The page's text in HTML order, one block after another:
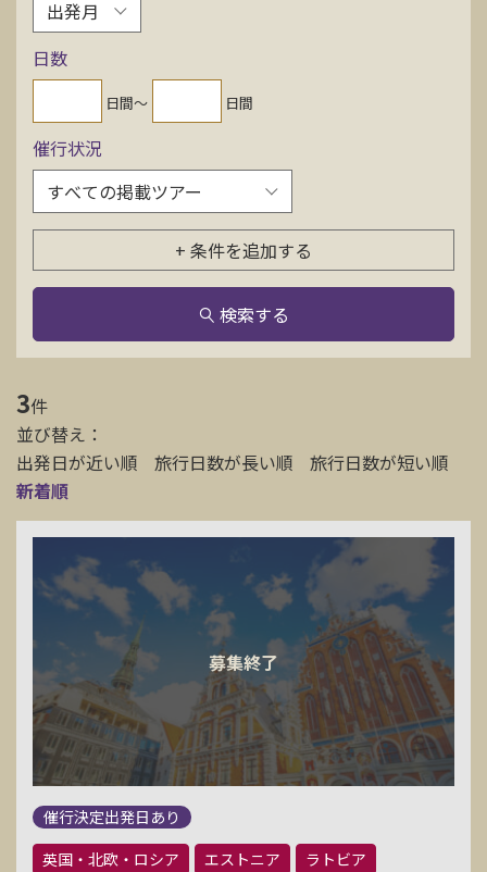
日数
日間〜 日間
催行状況
+ 条件を追加する
検索する
3件
並び替え：
出発日が近い順
旅行日数が長い順
旅行日数が短い順
新着順
催行決定出発日あり
英国・北欧・ロシア
エストニア
ラトビア